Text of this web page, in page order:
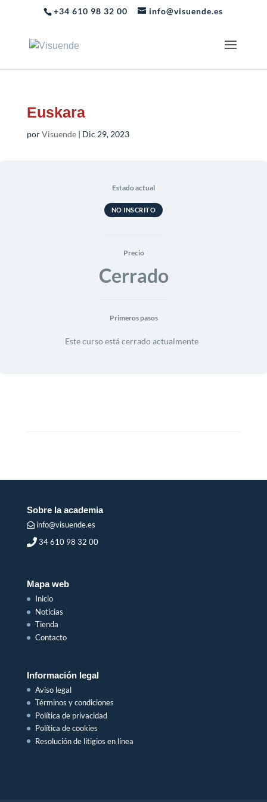
+34 610 98 32 00 info@visuende.es
Euskara
porVisuende| Dic 29, 2023
Estado actual
NO INSCRITO
Precio
Cerrado
Primeros pasos
Este curso está cerrado actualmente
Sobre la academia
info@visuende.es
34 610 98 32 00
Mapa web
Inicio
Noticias
Tienda
Contacto
Información legal
Aviso legal
Términos y condiciones
Política de privacidad
Política de cookies
Resolución de litigios en línea